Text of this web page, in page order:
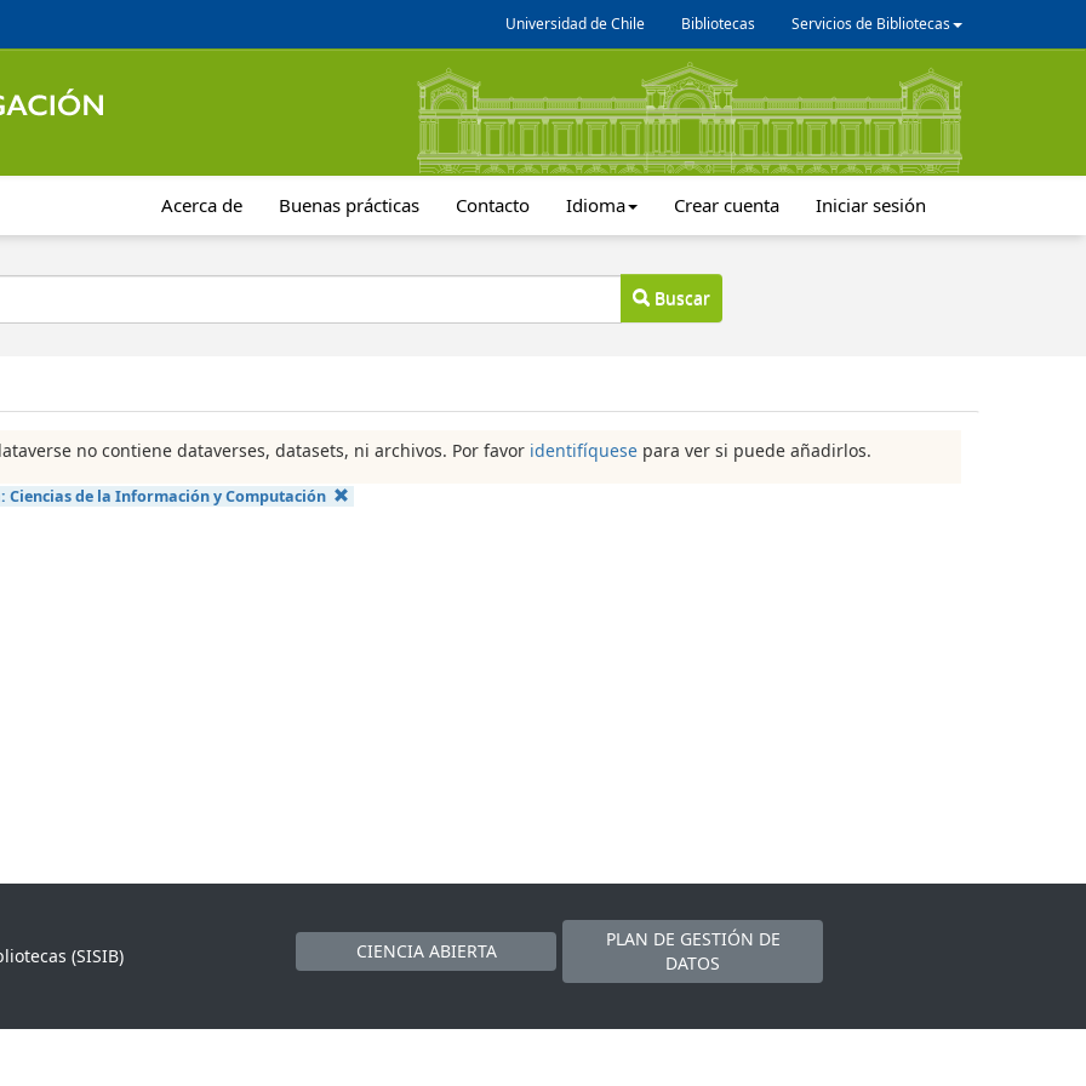
Universidad de Chile Bibliotecas Servicios de Bibliotecas
Acerca de Buenas prácticas Contacto Idioma Crear cuenta Iniciar sesión
Buscar
no contiene dataverses, datasets, ni archivos. Por favor identifíquese para ver si puede añadirlos.
Ciencias de la Información y Computación
(SISIB)
CIENCIA ABIERTA
PLAN DE GESTIÓN DE
DATOS